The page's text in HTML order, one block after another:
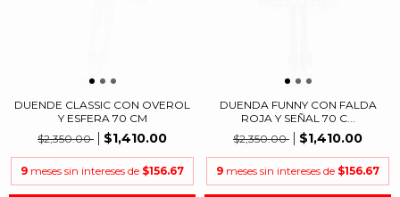
DUENDE CLASSIC CON OVEROL
Y ESFERA 70 CM
$2,350.00
$1,410.00
9 meses sin intereses de $156.67
DUENDA FUNNY CON FALDA
ROJA Y SEÑAL 70 C...
$2,350.00
$1,410.00
9 meses sin intereses de $156.67